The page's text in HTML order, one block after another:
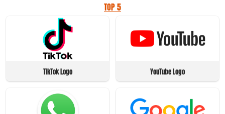
TOP 5
TikTok Logo YouTube Logo